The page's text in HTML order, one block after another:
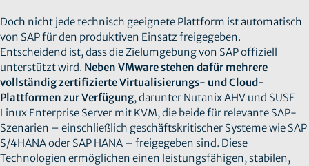
Doch nicht jede technisch geeignete Plattform ist automatisch
von SAP für den produktiven Einsatz freigegeben.
Entscheidend ist, dass die Zielumgebung von SAP offiziell
unterstützt wird. Neben VMware stehen dafür mehrere
vollständig zertifizierte Virtualisierungs- und Cloud-
Plattformen zur Verfügung, darunter Nutanix AHV und SUSE
Linux Enterprise Server mit KVM, die beide für relevante SAP-
Szenarien – einschließlich geschäftskritischer Systeme wie SAP
S/4HANA oder SAP HANA – freigegeben sind. Diese
Technologien ermöglichen einen leistungsfähigen, stabilen,